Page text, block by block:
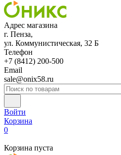
Адрес магазина
г. Пенза,
ул. Коммунистическая, 32 Б
Телефон
+7 (8412) 200-500
Email
sale@onix58.ru
Войти
Корзина
0
Корзина пуста